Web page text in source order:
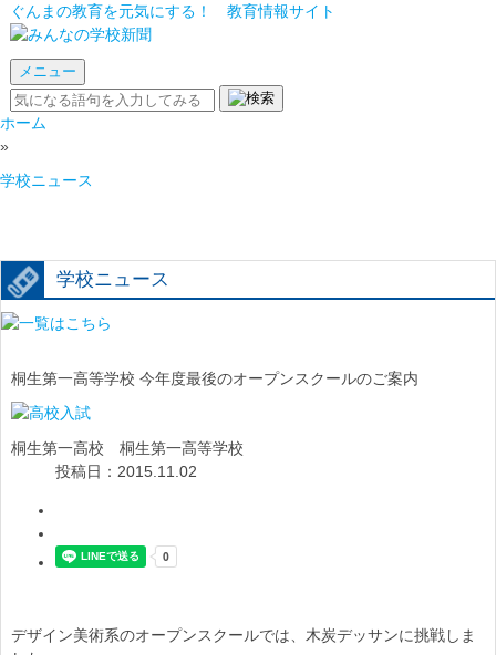
ぐんまの教育を元気にする！ 教育情報サイト
メニュー
ホーム
»
学校ニュース
学校ニュース
桐生第一高等学校 今年度最後のオープンスクールのご案内
桐生第一高校 桐生第一高等学校
投稿日：2015.11.02
デザイン美術系のオープンスクールでは、木炭デッサンに挑戦しま